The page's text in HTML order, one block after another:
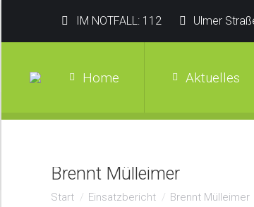
IM NOTFALL: 112 Ulmer
Home Aktuelles
Brennt Mülleimer
Sie befinden sich hier:
Start Einsatzbericht Brennt Mülleimer